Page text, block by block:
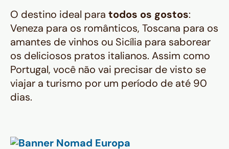
O destino ideal para todos os gostos:
Veneza para os românticos, Toscana para os
amantes de vinhos ou Sicília para saborear
os deliciosos pratos italianos. Assim como
Portugal, você não vai precisar de visto se
viajar a turismo por um período de até 90
dias.